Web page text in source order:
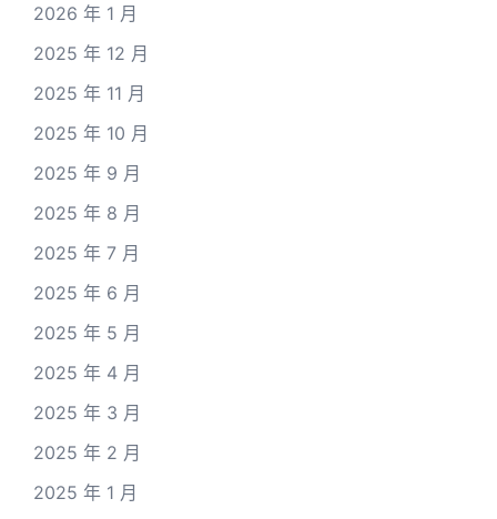
2026 年 1 月
2025 年 12 月
2025 年 11 月
2025 年 10 月
2025 年 9 月
2025 年 8 月
2025 年 7 月
2025 年 6 月
2025 年 5 月
2025 年 4 月
2025 年 3 月
2025 年 2 月
2025 年 1 月